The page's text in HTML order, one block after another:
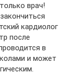
врач!
кардиолог
после
в
и может